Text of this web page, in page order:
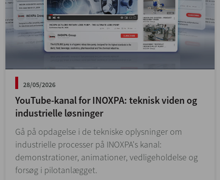
28/05/2026
YouTube-kanal for INOXPA: teknisk viden og
industrielle løsninger
Gå på opdagelse i de tekniske oplysninger om
industrielle processer på INOXPA's kanal:
demonstrationer, animationer, vedligeholdelse og
forsøg i pilotanlægget.